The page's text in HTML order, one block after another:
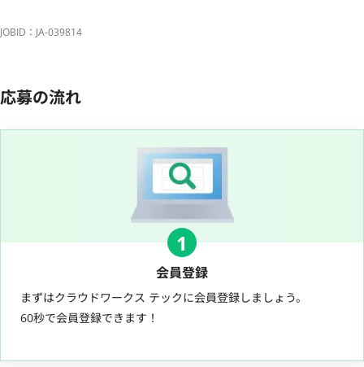
JOBID：JA-039814
応募の流れ
1
会員登録
まずはクラウドワークス テックに会員登録しましょう。
60秒で会員登録できます！